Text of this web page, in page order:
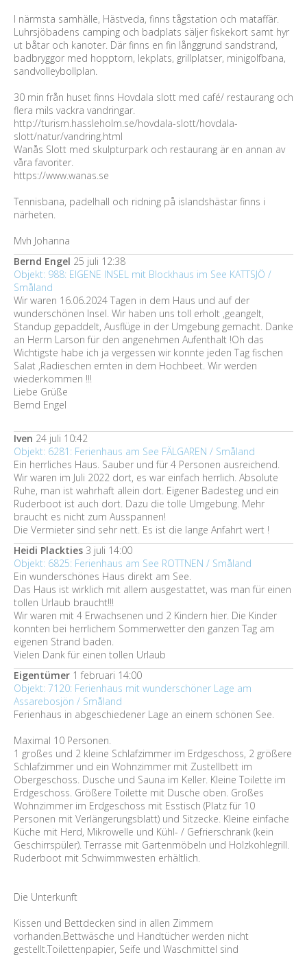
I närmsta samhälle, Hästveda, finns tågstation och mataffär.
Luhrsjöbadens camping och badplats säljer fiskekort samt hyr
ut båtar och kanoter. Där finns en fin långgrund sandstrand,
badbryggor med hopptorn, lekplats, grillplatser, minigolfbana,
sandvolleybollplan.
30 min från huset finns Hovdala slott med café/ restaurang och
flera mils vackra vandringar.
http://turism.hassleholm.se/hovdala-slott/hovdala-
slott/natur/vandring.html
Wanås Slott med skulpturpark och restaurang är en annan av
våra favoriter.
https://www.wanas.se
Tennisbana, padelhall och ridning på islandshästar finns i
närheten.
Mvh Johanna
Bernd Engel 25 juli 12:38
Objekt: 988: EIGENE INSEL mit Blockhaus im See KATTSJÖ /
Småland
Wir waren 16.06.2024 Tagen in dem Haus und auf der
wunderschönen Insel. Wir haben uns toll erholt ,geangelt,
Standup gepaddelt, Ausflüge in der Umgebung gemacht. Danke
an Herrn Larson für den angenehmen Aufenthalt !Oh das
Wichtigste habe ich ja vergessen wir konnte jeden Tag fischen
Salat ,Radieschen ernten in dem Hochbeet. Wir werden
wiederkommen !!!
Liebe Grüße
Bernd Engel
Iven 24 juli 10:42
Objekt: 6281: Ferienhaus am See FÄLGAREN / Småland
Ein herrliches Haus. Sauber und für 4 Personen ausreichend.
Wir waren im Juli 2022 dort, es war einfach herrlich. Absolute
Ruhe, man ist wahrhaft allein dort. Eigener Badesteg und ein
Ruderboot ist auch dort. Dazu die tolle Umgebung. Mehr
braucht es nicht zum Ausspannen!
Die Vermieter sind sehr nett. Es ist die lange Anfahrt wert !
Heidi Plackties 3 juli 14:00
Objekt: 6825: Ferienhaus am See ROTTNEN / Småland
Ein wunderschönes Haus direkt am See.
Das Haus ist wirklich mit allem ausgestattet, was man für einen
tollen Urlaub braucht!!!
Wir waren mit 4 Erwachsenen und 2 Kindern hier. Die Kinder
konnten bei herrlichem Sommerwetter den ganzen Tag am
eigenen Strand baden.
Vielen Dank für einen tollen Urlaub
Eigentümer 1 februari 14:00
Objekt: 7120: Ferienhaus mit wunderschöner Lage am
Assarebosjön / Småland
Ferienhaus in abgeschiedener Lage an einem schönen See.
Maximal 10 Personen.
1 großes und 2 kleine Schlafzimmer im Erdgeschoss, 2 größere
Schlafzimmer und ein Wohnzimmer mit Zustellbett im
Obergeschoss. Dusche und Sauna im Keller. Kleine Toilette im
Erdgeschoss. Größere Toilette mit Dusche oben. Großes
Wohnzimmer im Erdgeschoss mit Esstisch (Platz für 10
Personen mit Verlängerungsblatt) und Sitzecke. Kleine einfache
Küche mit Herd, Mikrowelle und Kühl- / Gefrierschrank (kein
Geschirrspüler). Terrasse mit Gartenmöbeln und Holzkohlegrill.
Ruderboot mit Schwimmwesten erhältlich.
Die Unterkunft
Kissen und Bettdecken sind in allen Zimmern
vorhanden.Bettwäsche und Handtücher werden nicht
gestellt.Toilettenpapier, Seife und Waschmittel sind